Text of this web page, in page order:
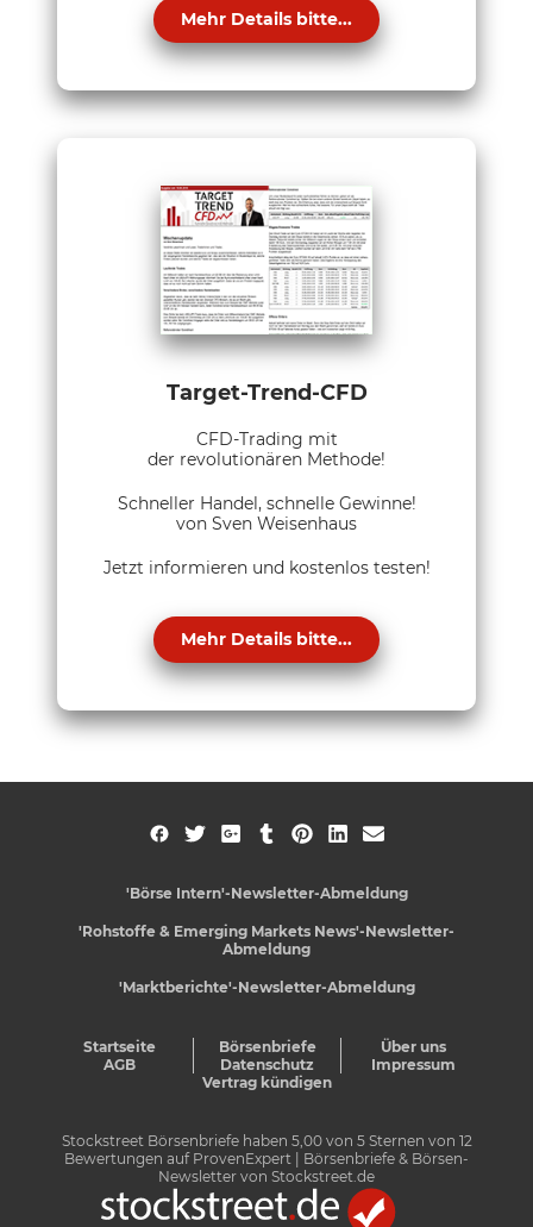
Mehr Details bitte...
Target-Trend-CFD
CFD-Trading mit
der revolutionären Methode!
Schneller Handel, schnelle Gewinne!
von Sven Weisenhaus
Jetzt informieren und kostenlos testen!
Mehr Details bitte...
'Börse Intern'-Newsletter-Abmeldung
'Rohstoffe & Emerging Markets News'-Newsletter-
Abmeldung
'Marktberichte'-Newsletter-Abmeldung
Startseite Börsenbriefe
Über uns
AGB
Datenschutz
Impressum
Vertrag kündigen
Stockstreet Börsenbriefe haben 5,00von 5Sternen von 12
Bewertungen auf ProvenExpert
| Börsenbriefe & Börsen-
Newsletter von Stockstreet.de